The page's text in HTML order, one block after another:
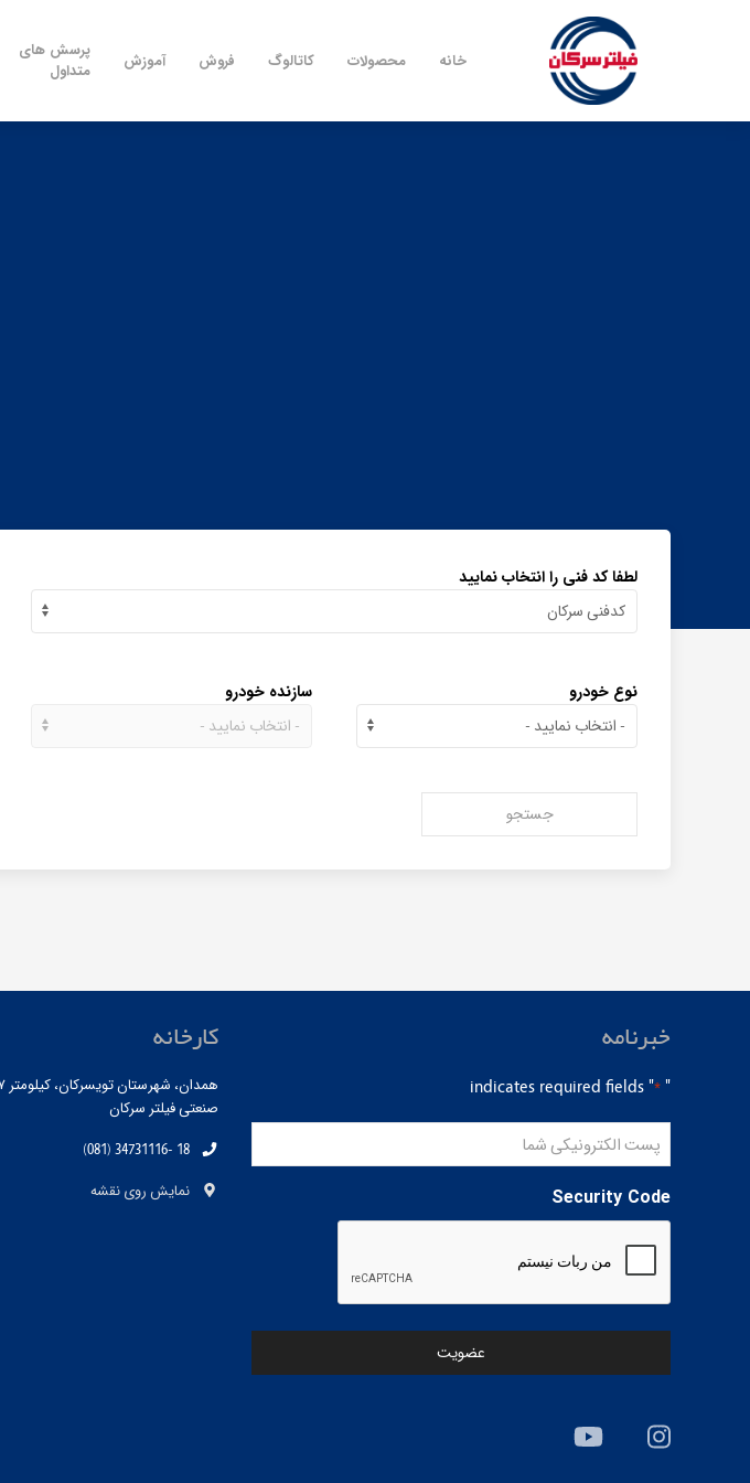
خانه محصولات کاتالوگ فروش آموزش
پرسش های
متداول
لطفا کد فنی را انتخاب نمایید
نوع خودرو سازنده خودرو
جستجو
خبرنامه
"
*
" indicates required fields
الکترونیکی
شما
Security Code
کارخانه
صنعتی فیلتر سرکان
(081) 34731116- 18
نمایش روی نقشه